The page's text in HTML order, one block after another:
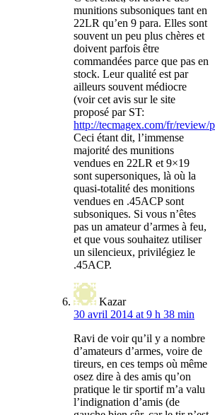
munitions subsoniques tant en
22LR qu’en 9 para. Elles sont
souvent un peu plus chères et
doivent parfois être
commandées parce que pas en
stock. Leur qualité est par
ailleurs souvent médiocre
(voir cet avis sur le site
proposé par ST:
http://tecmagex.com/fr/review/
Ceci étant dit, l’immense
majorité des munitions
vendues en 22LR et 9×19
sont supersoniques, là où la
quasi-totalité des monitions
vendues en .45ACP sont
subsoniques. Si vous n’êtes
pas un amateur d’armes à feu,
et que vous souhaitez utiliser
un silencieux, privilégiez le
.45ACP.
Kazar
30 avril 2014 at 9 h 38 min
Ravi de voir qu’il y a nombre
d’amateurs d’armes, voire de
tireurs, en ces temps où même
osez dire à des amis qu’on
pratique le tir sportif m’a valu
l’indignation d’amis (de